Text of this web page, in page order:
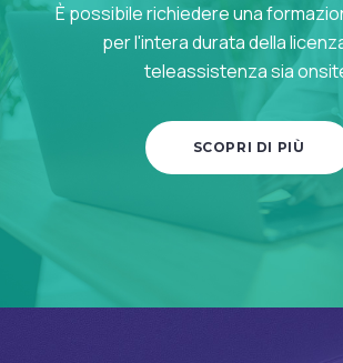
È possibile richiedere una
per l'intera durata della
teleassistenza sia
SCOPRI DI PIÙ